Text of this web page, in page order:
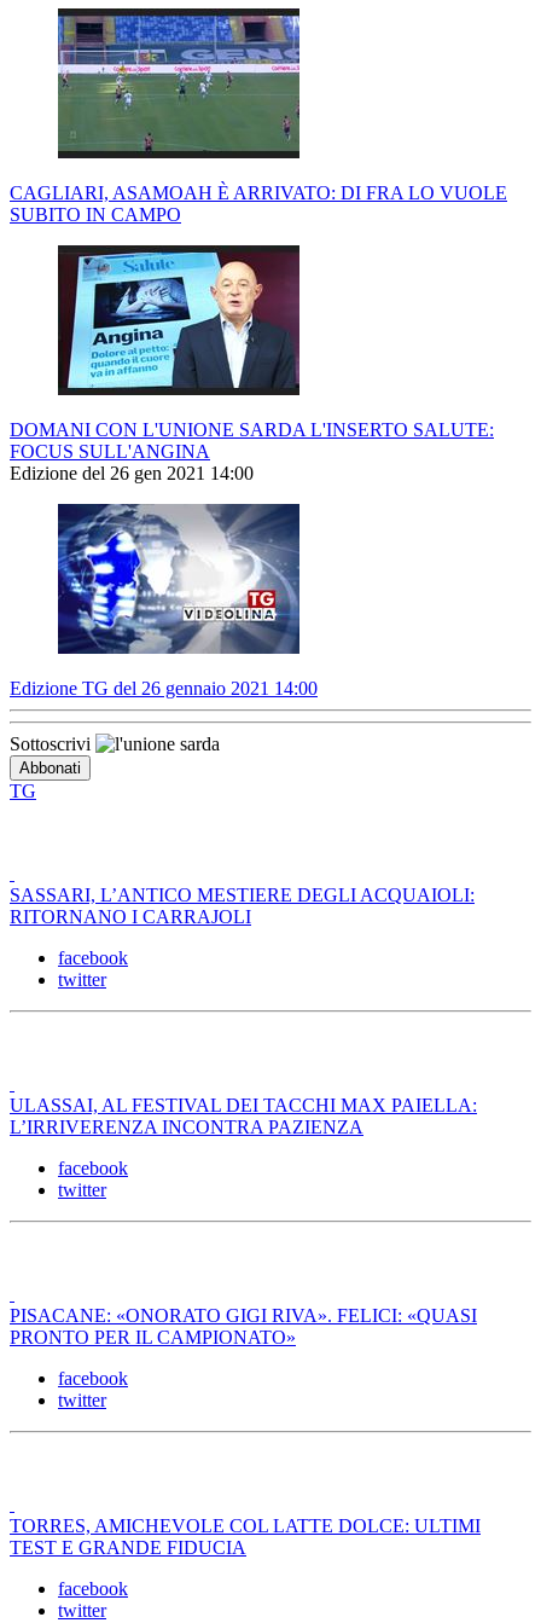
CAGLIARI, ASAMOAH È ARRIVATO: DI FRA LO VUOLE
SUBITO IN CAMPO
DOMANI CON L'UNIONE SARDA L'INSERTO SALUTE:
FOCUS SULL'ANGINA
Edizione del 26 gen 2021 14:00
Edizione TG del 26 gennaio 2021 14:00
Sottoscrivi
TG
SASSARI, L’ANTICO MESTIERE DEGLI ACQUAIOLI:
RITORNANO I CARRAJOLI
facebook
twitter
ULASSAI, AL FESTIVAL DEI TACCHI MAX PAIELLA:
L’IRRIVERENZA INCONTRA PAZIENZA
facebook
twitter
PISACANE: «ONORATO GIGI RIVA». FELICI: «QUASI
PRONTO PER IL CAMPIONATO»
facebook
twitter
TORRES, AMICHEVOLE COL LATTE DOLCE: ULTIMI
TEST E GRANDE FIDUCIA
facebook
twitter